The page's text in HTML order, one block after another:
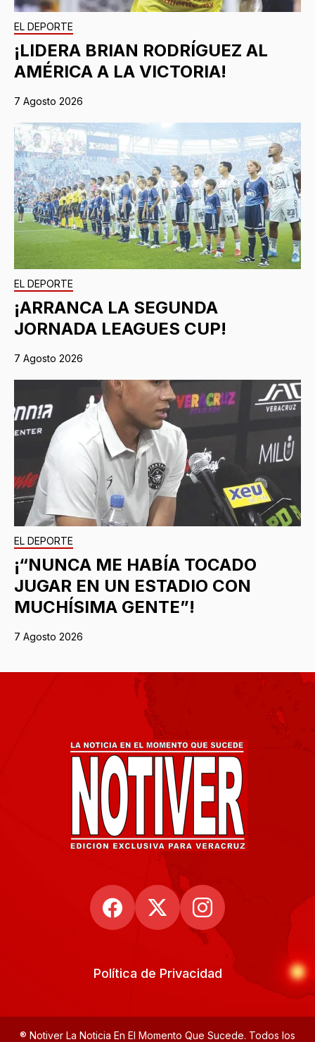
EL DEPORTE
¡LIDERA BRIAN RODRÍGUEZ AL
AMÉRICA A LA VICTORIA!
7 Agosto 2026
EL DEPORTE
¡ARRANCA LA SEGUNDA
JORNADA LEAGUES CUP!
7 Agosto 2026
EL DEPORTE
¡“NUNCA ME HABÍA TOCADO
JUGAR EN UN ESTADIO CON
MUCHÍSIMA GENTE”!
7 Agosto 2026
Política de Privacidad
® Notiver La Noticia En El Momento Que Sucede. Todos los